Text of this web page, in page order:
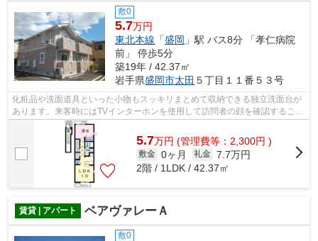
敷0
5.7万円
東北本線 「盛岡 」駅 バス8分 「孝仁病院
前」 停歩5分
築19年 / 42.37㎡
岩手県盛岡市太田 ５丁目１１番５３号
化粧品や洗面道具といった小物もスッキリまとめて収納できる独立洗面台が
あります。来客時にはTVインターホンを使用して訪問者の顔を確認すること
がきるので安心感があります。室温を...
5.7万円 (管理費等：2,300円 )
敷金 0ヶ月 礼金 7.7万円
2階 / 1LDK / 42.37㎡
賃貸 | アパート ベアヴァレーＡ
敷0